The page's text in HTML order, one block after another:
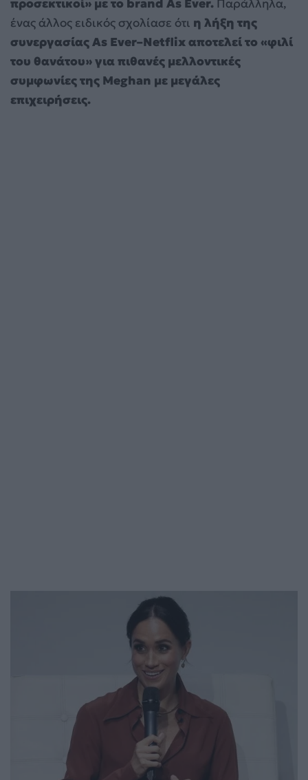
προσεκτικοί» με το brand As Ever. Παράλληλα,
ένας άλλος ειδικός σχολίασε ότι η λήξη της
συνεργασίας As Ever–Netflix αποτελεί το «φιλί
του θανάτου» για πιθανές μελλοντικές
συμφωνίες της Meghan με μεγάλες
επιχειρήσεις.